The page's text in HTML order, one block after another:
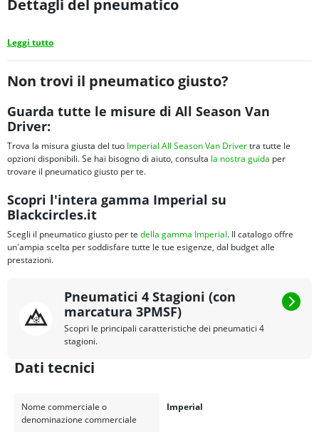
Dettagli del pneumatico
Leggi tutto
Non trovi il pneumatico giusto?
Guarda tutte le misure di All Season Van
Driver:
Trova la misura giusta del tuo Imperial All Season Van Drivertra tutte le
opzioni disponibili. Se hai bisogno di aiuto, consulta la nostra guida per
trovare il pneumatico giusto per te.
Scopri l'intera gamma Imperial su
Blackcircles.it
Scegli il pneumatico giusto per te della gamma Imperial. Il catalogo offre
un'ampia scelta per soddisfare tutte le tue esigenze, dal budget alle
prestazioni.
Pneumatici 4 Stagioni (con
marcatura 3PMSF)
Scopri le principali caratteristiche dei pneumatici 4
stagioni.
Dati tecnici
Nome commerciale o
denominazione commerciale
Imperial